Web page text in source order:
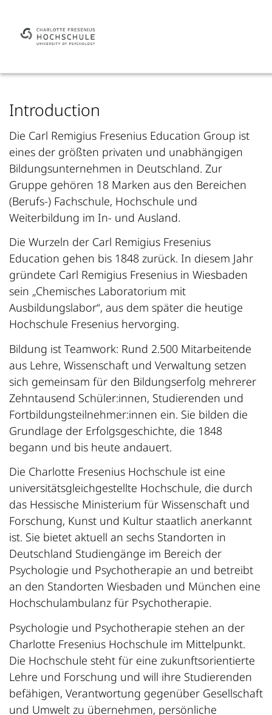
Introduction
Die Carl Remigius Fresenius Education Group ist
eines der größten privaten und unabhängigen
Bildungsunternehmen in Deutschland. Zur
Gruppe gehören 18 Marken aus den Bereichen
(Berufs-) Fachschule, Hochschule und
Weiterbildung im In- und Ausland.
Die Wurzeln der Carl Remigius Fresenius
Education gehen bis 1848 zurück. In diesem Jahr
gründete Carl Remigius Fresenius in Wiesbaden
sein „Chemisches Laboratorium mit
Ausbildungslabor“, aus dem später die heutige
Hochschule Fresenius hervorging.
Bildung ist Teamwork: Rund 2.500 Mitarbeitende
aus Lehre, Wissenschaft und Verwaltung setzen
sich gemeinsam für den Bildungserfolg mehrerer
Zehntausend Schüler:innen, Studierenden und
Fortbildungsteilnehmer:innen ein. Sie bilden die
Grundlage der Erfolgsgeschichte, die 1848
begann und bis heute andauert.
Die Charlotte Fresenius Hochschule ist eine
universitätsgleichgestellte Hochschule, die durch
das Hessische Ministerium für Wissenschaft und
Forschung, Kunst und Kultur staatlich anerkannt
ist. Sie bietet aktuell an sechs Standorten in
Deutschland Studiengänge im Bereich der
Psychologie und Psychotherapie an und betreibt
an den Standorten Wiesbaden und München eine
Hochschulambulanz für Psychotherapie.
Psychologie und Psychotherapie stehen an der
Charlotte Fresenius Hochschule im Mittelpunkt.
Die Hochschule steht für eine zukunftsorientierte
Lehre und Forschung und will ihre Studierenden
befähigen, Verantwortung gegenüber Gesellschaft
und Umwelt zu übernehmen, persönliche